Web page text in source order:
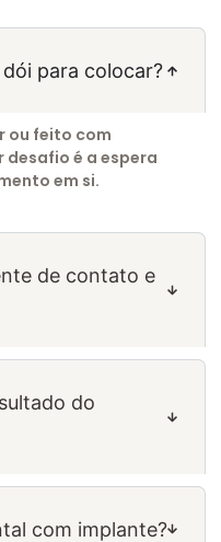
para colocar?
ou feito com
desafio é a espera
em si.
de contato e
do
com implante?